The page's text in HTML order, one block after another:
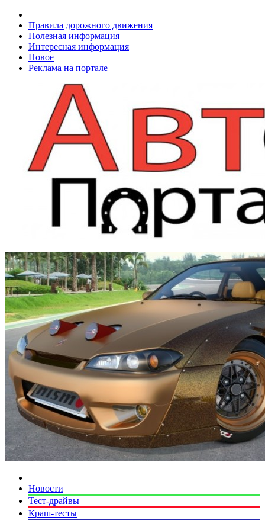
Правила дорожного движения
Полезная информация
Интересная информация
Новое
Реклама на портале
Новости
Тест-драйвы
Краш-тесты